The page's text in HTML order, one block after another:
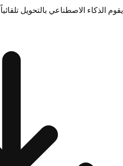
يقوم الذكاء الاصطناعي بالتحويل تلقائياً